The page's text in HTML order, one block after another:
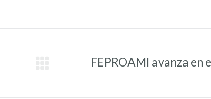
EntradaFEPROAMI avanza en